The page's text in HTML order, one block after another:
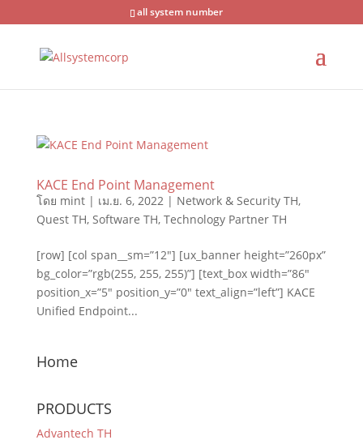
all system number
KACE End Point Management
โดย mint| เม.ย. 6, 2022| Network & Security TH,
Quest TH, Software TH, Technology Partner TH
[row] [col span__sm=”12″] [ux_banner height=”260px”
bg_color=”rgb(255, 255, 255)”] [text_box width=”86″
position_x=”5″ position_y=”0″ text_align=”left”] KACE
Unified Endpoint...
Home
PRODUCTS
Advantech TH